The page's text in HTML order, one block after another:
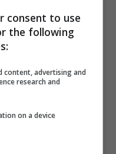
così si può
’78 Danny
al Chester,
trascorsi nella
le file del
degli anni ’90.
consent to use
the following
content, advertising and
research and
on a device